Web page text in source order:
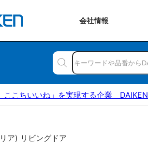
会社情報
ここちいいね」を実現する企業 DAIKEN
ア) リビングドア